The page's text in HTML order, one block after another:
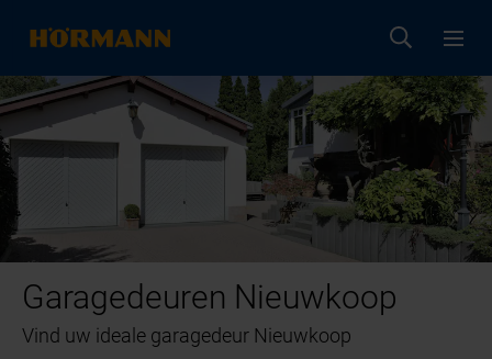
Garagedeuren Nieuwkoop
Vind uw ideale garagedeur Nieuwkoop